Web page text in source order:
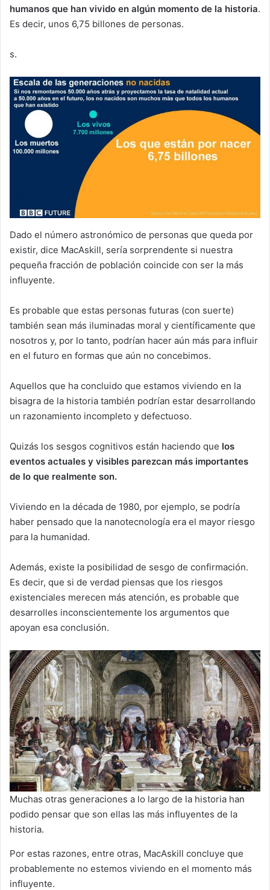
humanos que han vivido en algún momento de la historia.
Es decir, unos 6,75 billones de personas.
s.
Dado el número astronómico de personas que queda por
existir, dice MacAskill, sería sorprendente si nuestra
pequeña fracción de población coincide con ser la más
influyente.
Es probable que estas personas futuras (con suerte)
también sean más iluminadas moral y científicamente que
nosotros y, por lo tanto, podrían hacer aún más para influir
en el futuro en formas que aún no concebimos.
Aquellos que ha concluido que estamos viviendo en la
bisagra de la historia también podrían estar desarrollando
un razonamiento incompleto y defectuoso.
Quizás los sesgos cognitivos están haciendo que los
eventos actuales y visibles parezcan más importantes
de lo que realmente son.
Viviendo en la década de 1980, por ejemplo, se podría
haber pensado que la nanotecnología era el mayor riesgo
para la humanidad.
Además, existe la posibilidad de sesgo de confirmación.
Es decir, que si de verdad piensas que los riesgos
existenciales merecen más atención, es probable que
desarrolles inconscientemente los argumentos que
apoyan esa conclusión.
Muchas otras generaciones a lo largo de la historia han
podido pensar que son ellas las más influyentes de la
historia.
Por estas razones, entre otras, MacAskill concluye que
probablemente no estemos viviendo en el momento más
influyente.